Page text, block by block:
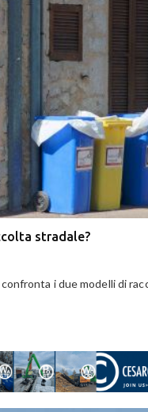
stradale?
i due modelli di